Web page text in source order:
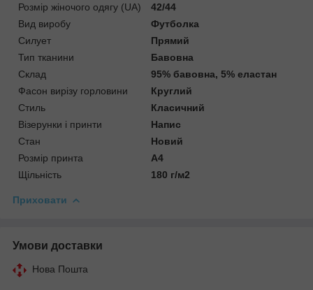
Розмір жіночого одягу (UA)
42/44
Вид виробу
Футболка
Силует
Прямий
Тип тканини
Бавовна
Склад
95% бавовна, 5% еластан
Фасон вирізу горловини
Круглий
Стиль
Класичний
Візерунки і принти
Напис
Стан
Новий
Розмір принта
А4
Щільність
180 г/м2
Приховати
Умови доставки
Нова Пошта